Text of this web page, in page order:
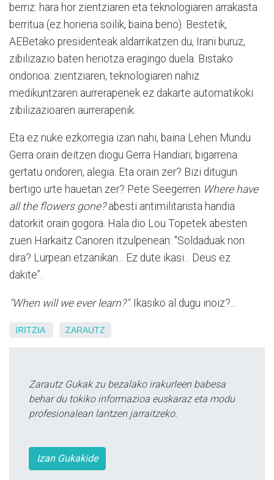
berriz: hara hor zientziaren eta teknologiaren arrakasta
berritua (ez horiena soilik, baina beno). Bestetik,
AEBetako presidenteak aldarrikatzen du, Irani buruz,
zibilizazio baten heriotza eragingo duela. Bistako
ondorioa: zientziaren, teknologiaren nahiz
medikuntzaren aurrerapenek ez dakarte automatikoki
zibilizazioaren aurrerapenik.
Eta ez nuke ezkorregia izan nahi, baina Lehen Mundu
Gerra orain deitzen diogu Gerra Handiari; bigarrena
gertatu ondoren, alegia. Eta orain zer? Bizi ditugun
bertigo urte hauetan zer? Pete Seegerren Where have
all the flowers gone?abesti antimilitarista handia
datorkit orain gogora. Hala dio Lou Topetek abesten
zuen Harkaitz Canoren itzulpenean: "Soldaduak non
dira? Lurpean etzanikan... Ez dute ikasi... Deus ez
dakite”.
"When will we ever learn?". Ikasiko al dugu inoiz?...
IRITZIA ZARAUTZ
Zarautz Gukak zu bezalako irakurleen babesa
behar du tokiko informazioa euskaraz eta modu
profesionalean lantzen jarraitzeko.
Izan Gukakide